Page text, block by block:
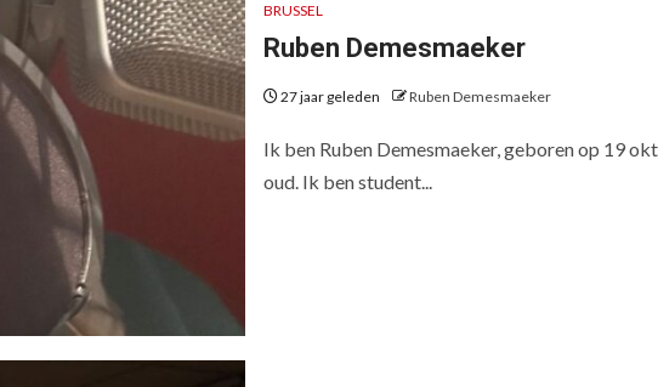
BRUSSEL
Ruben Demesmaeker
27 jaar geleden Ruben Demesmaeker
Ik ben Ruben Demesmaeker, geboren op 19
oud. Ik ben student...